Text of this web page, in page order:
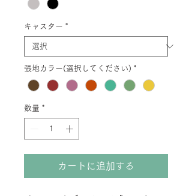
キャスター *
張地カラー(選択してください) *
数量 *
カートに追加する